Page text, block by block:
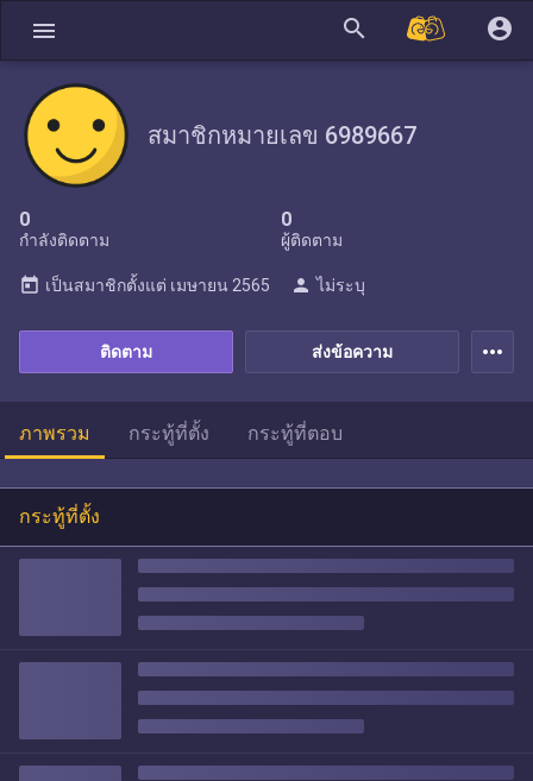
menu search account_circle
สมาชิกหมายเลข 6989667
0
กำลังติดตาม
0
ผู้ติดตาม
ส่งข้อความ
ติดตาม
today เป็นสมาชิกตั้งแต่ เมษายน 2565 person ไม่ระบุ
more_horiz
ภาพรวม กระทู้ที่ตั้ง กระทู้ที่ตอบ
กระทู้ที่ตั้ง